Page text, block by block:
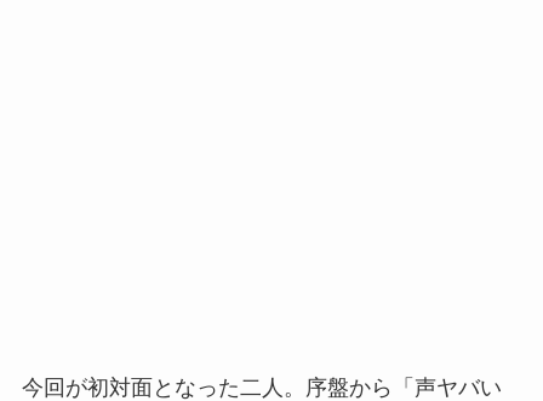
今回が初対面となった二人。序盤から「声ヤバい